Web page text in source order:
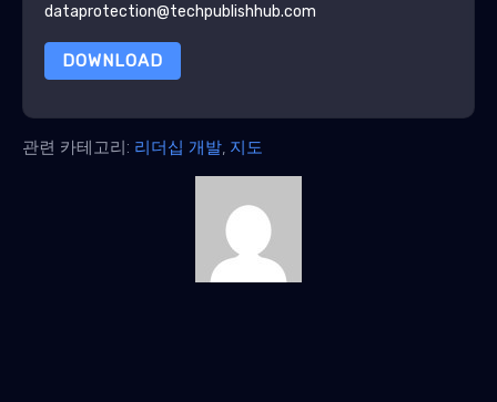
dataprotection@techpublishhub.com
DOWNLOAD
관련 카테고리: 리더십 개발 지도